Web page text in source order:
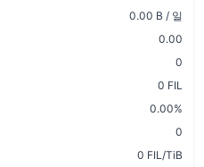
0.00 B / 일
0.00
0
0 FIL
0.00%
0
0 FIL/TiB